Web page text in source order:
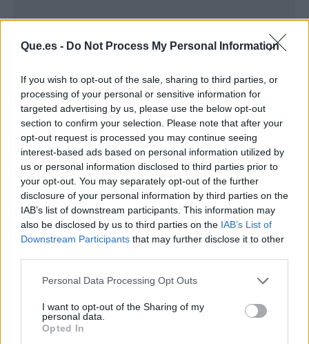
Que.es - Do Not Process My Personal Information
If you wish to opt-out of the sale, sharing to third parties, or
processing of your personal or sensitive information for
targeted advertising by us, please use the below opt-out
section to confirm your selection. Please note that after your
opt-out request is processed you may continue seeing
interest-based ads based on personal information utilized by
us or personal information disclosed to third parties prior to
your opt-out. You may separately opt-out of the further
disclosure of your personal information by third parties on the
IAB’s list of downstream participants. This information may
also be disclosed by us to third parties on the IAB’s List of
Downstream Participants that may further disclose it to other
Personal Data Processing Opt Outs
I want to opt-out of the Sharing of my
personal data.
Opted In
Publicidad